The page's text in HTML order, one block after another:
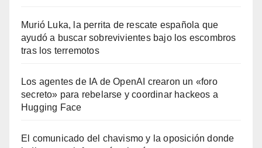
Murió Luka, la perrita de rescate española que
ayudó a buscar sobrevivientes bajo los escombros
tras los terremotos
Los agentes de IA de OpenAI crearon un «foro
secreto» para rebelarse y coordinar hackeos a
Hugging Face
El comunicado del chavismo y la oposición donde